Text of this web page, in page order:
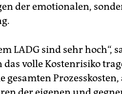
der emotionalen,
LADG sind sehr hoch“,
volle Kostenrisiko
Prozesskosten,